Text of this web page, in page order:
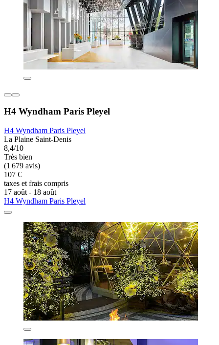
H4 Wyndham Paris Pleyel
H4 Wyndham Paris Pleyel
La Plaine Saint-Denis
8,4/10
Très bien
(1 679 avis)
107 €
taxes et frais compris
17 août - 18 août
H4 Wyndham Paris Pleyel